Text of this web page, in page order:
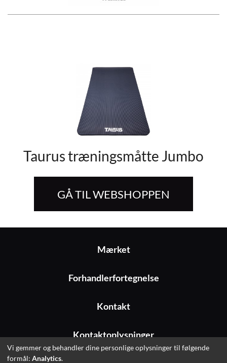
Taurus træningsmåtte Jumbo
GÅ TIL WEBSHOPPEN
Mærket
Forhandlerfortegnelse
Kontakt
Kontaktoplysninger
Vi gemmer og behandler dine personlige oplysninger til følgende
formål: Analytics.